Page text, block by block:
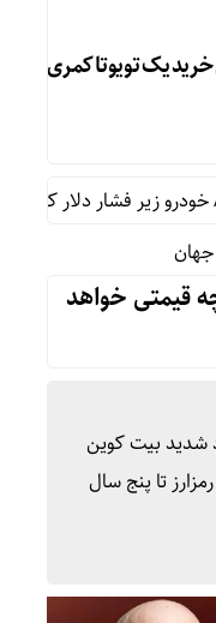
جهان
چه قیمتی خواهد
شدید بیت کوین
تا پنج سال